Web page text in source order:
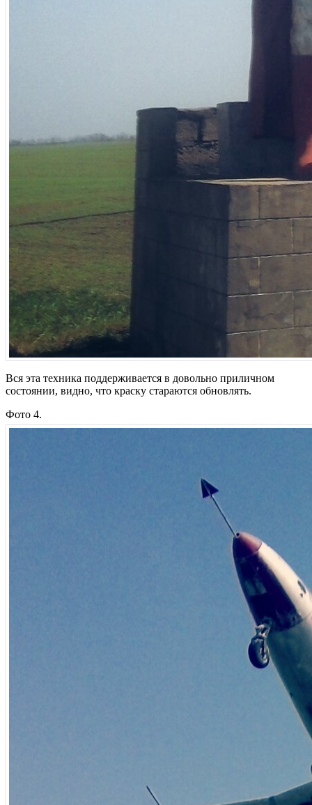
Вся эта техника поддерживается в довольно приличном
состоянии, видно, что краску стараются обновлять.
Фото 4.